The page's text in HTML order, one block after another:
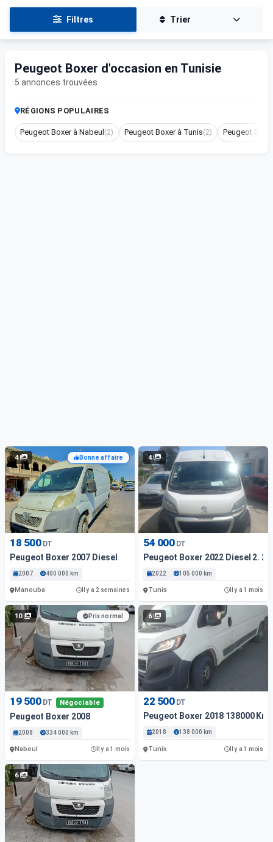
Filtres Trier
Peugeot Boxer d'occasion en Tunisie
5 annonces trouvées
RÉGIONS POPULAIRES
Peugeot Boxer à Nabeul (2) Peugeot Boxer à Tunis(2) Peugeot
4 Bonne affaire
18 500 DT
Peugeot Boxer 2007 Diesel
2007 400 000 km
Manouba Il y a 2 semaines
4
54 000 DT
Peugeot Boxer 2022 Diesel 2. 2L
2022 105 000 km
Tunis Il y a 1 mois
10 Prix normal
19 500 DT Négociable
Peugeot Boxer 2008
2008 334 000 km
Nabeul Il y a 1 mois
6
22 500 DT
Peugeot Boxer 2018 138000 Km
2018 138 000 km
Tunis Il y a 1 mois
6